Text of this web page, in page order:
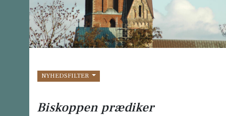
NYHEDSFILTER
Biskoppen prædiker